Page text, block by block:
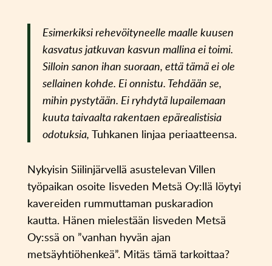
Esimerkiksi rehevöityneelle maalle kuusen
kasvatus jatkuvan kasvun mallina ei toimi.
Silloin sanon ihan suoraan, että tämä ei ole
sellainen kohde. Ei onnistu. Tehdään se,
mihin pystytään. Ei ryhdytä lupailemaan
kuuta taivaalta rakentaen epärealistisia
odotuksia, Tuhkanen linjaa periaatteensa.
Nykyisin Siilinjärvellä asustelevan Villen
työpaikan osoite Iisveden Metsä Oy:llä löytyi
kavereiden rummuttaman puskaradion
kautta. Hänen mielestään Iisveden Metsä
Oy:ssä on ”vanhan hyvän ajan
metsäyhtiöhenkeä”. Mitäs tämä tarkoittaa?